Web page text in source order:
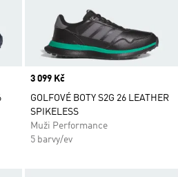
Price
3 099 Kč
GOLFOVÉ BOTY S2G 26 LEATHER
SPIKELESS
Muži Performance
5 barvy/ev